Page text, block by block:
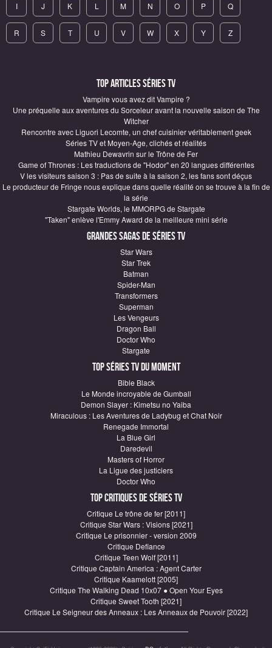
I J K L M N O P Q
R S T U V W X Y Z
Top articles Séries TV
Vampire vous avez dit Vampire ?
Une préquelle aux aventures du Sorceleur avant la nouvelle saison de The
Witcher
Rencontre avec Liguori Lecomte, un chef cuisinier véritablement geek
Séries TV et Moyen-Age, clichés et réalités
Mathieu Dewavrin sur le Trône de Fer
Game of Thrones : Les traductions de "Hodor" en 20 langues différentes
V les visiteurs saison 3 : Pas de suite à la saison 2, les fans sont déçus
Le producteur de Fringe nous explique dans quelle réalité on se trouve à la fin de
la série
Stargate Worlds, le MMORPG de Stargate
"Taken" enlève l'Emmy Award de la meilleure mini série
Grandes sagas de Séries TV
Star Wars
Star Trek
Batman
Spider-Man
Transformers
Superman
Les Vengeurs
Dragon Ball
Doctor Who
Stargate
Top Séries TV du moment
Bible Black
Le Monde incroyable de Gumball
Demon Slayer : Kimetsu no Yaiba
Miraculous : Les Aventures de Ladybug et Chat Noir
Renegade Immortal
La Blue Girl
Daredevil
Masters of Horror
La Ligue des justiciers
Doctor Who
Top critiques de Séries TV
Critique Le trône de fer [2011]
Critique Star Wars : Visions [2021]
Critique Le prisonnier - version 2009
Critique Defiance
Critique Teen Wolf [2011]
Critique Captain America : Agent Carter
Critique Kaamelott [2005]
Critique The Walking Dead 10x07 ● Open Your Eyes
Critique Sweet Tooth [2021]
Critique Le Seigneur des Anneaux : Les Anneaux de Pouvoir [2022]